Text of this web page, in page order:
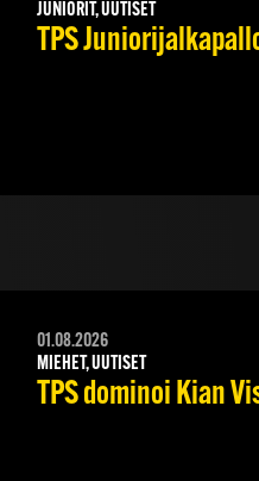
JUNIORIT, UUTISET
TPS
01.08.2026
MIEHET, UUTISET
TPS dominoi Kian